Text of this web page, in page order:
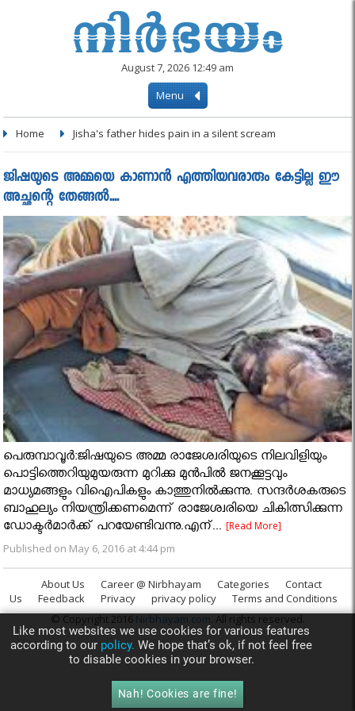
August 7, 2026 12:49 am
Menu
Home Jisha's father hides pain in a silent scream
ജിഷയുടെ അമ്മയെ കാണാന്‍ എത്തിയവരാരും കേട്ടില്ല ഈ
അച്ഛന്റെ തേങ്ങല്‍....
പെരുമ്പാവൂർ:ജിഷയുടെ അമ്മ രാജേശ്വരിയുടെ നിലവിളിയും
പൊട്ടിത്തെറിയുമുയരുന്ന മുറിക്കു മുൻപിൽ ജനക്കൂട്ടവും
മാധ്യമങ്ങളും വിഐപികളും കാത്തുനിൽക്കുന്നു. സന്ദര്‍ശകരുടെ
ബാഹുല്യം നിയന്ത്രിക്കണമെന്ന് രാജേശ്വരിയെ ചികിത്സിക്കുന്ന
ഡോക്ടര്‍മാര്‍ക്ക് പറയേണ്ടിവന്നു.എന്...[Read More]
Published on May 6, 2016 at 4:44 pm
About Us Career @ Nirbhayam Categories
Contact
Us
Feedback Privacy privacy policy
Terms and Conditions
© Copyright 2016 Nirbhayam.com. All rights reserved.
Like most websites we use cookies for various features
according to our policy. We hope that’s ok, if not feel free
to disable cookies in your browser.
Nah! Cookies are fine!